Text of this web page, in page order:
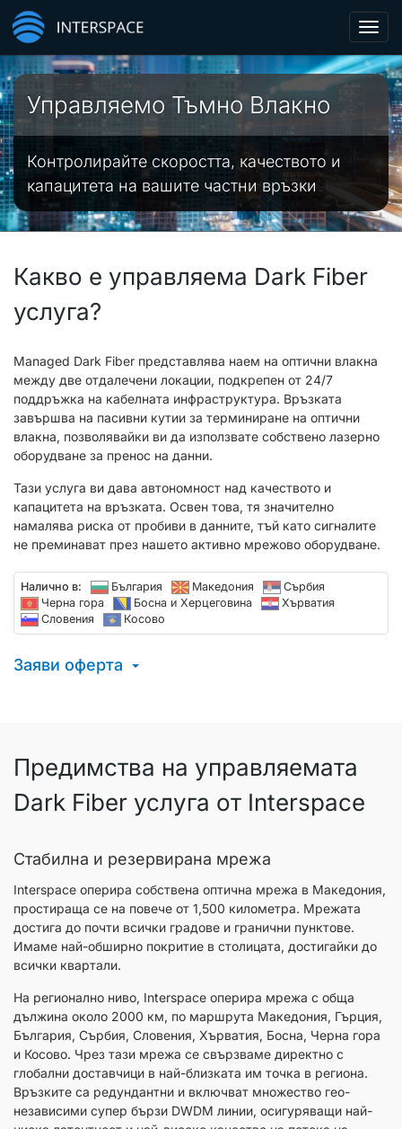
Управляемо Тъмно Влакно
Контролирайте скоростта, качеството и
капацитета на вашите частни връзки
Какво е управляема Dark Fiber
услуга?
Managed Dark Fiber представлява наем на оптични влакна
между две отдалечени локации, подкрепен от 24/7
поддръжка на кабелната инфраструктура. Връзката
завършва на пасивни кутии за терминиране на оптични
влакна, позволявайки ви да използвате собствено лазерно
оборудване за пренос на данни.
Тази услуга ви дава автономност над качеството и
капацитета на връзката. Освен това, тя значително
намалява риска от пробиви в данните, тъй като сигналите
не преминават през нашето активно мрежово оборудване.
Налично в: България Македония
Сърбия
Черна гора
Босна и Херцеговина
Хърватия
Словения
Косово
Заяви оферта
Предимства на управляемата
Dark Fiber услуга от Interspace
Стабилна и резервирана мрежа
Interspace оперира собствена оптична мрежа в Македония,
простираща се на повече от 1,500 километра. Мрежата
достига до почти всички градове и гранични пунктове.
Имаме най-обширно покритие в столицата, достигайки до
всички квартали.
На регионално ниво, Interspace оперира мрежа с обща
дължина около 2000 км, по маршрута Македония, Гърция,
България, Сърбия, Словения, Хърватия, Босна, Черна гора
и Косово. Чрез тази мрежа се свързваме директно с
глобални доставчици в най-близката им точка в региона.
Връзките са редундантни и включват множество гео-
независими супер бързи DWDM линии, осигуряващи най-